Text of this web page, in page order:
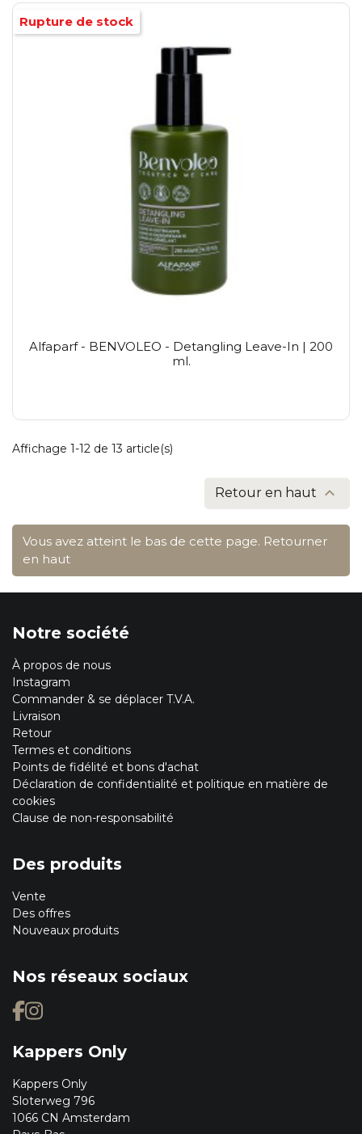
Alfaparf - BENVOLEO - Detangling Leave-In | 200
ml.
Rupture de stock
Affichage 1-12 de 13 article(s)
Retour en haut 
Vous avez atteint le bas de cette page. Retourner
en haut
Notre société
À propos de nous
Instagram
Commander & se déplacer T.V.A.
Livraison
Retour
Termes et conditions
Points de fidélité et bons d'achat
Déclaration de confidentialité et politique en matière de
cookies
Clause de non-responsabilité
Des produits
Vente
Des offres
Nouveaux produits
Nos réseaux sociaux
Kappers Only
Kappers Only
Sloterweg 796
1066 CN Amsterdam